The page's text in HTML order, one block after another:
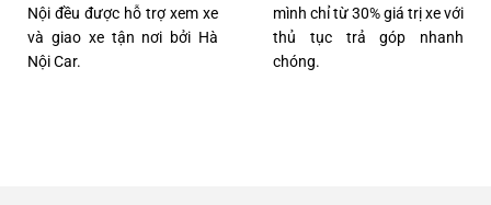
40000km
Nội đều được hỗ trợ xem xe
và giao xe tận nơi bởi Hà
Nội Car.
mình chỉ từ 30% giá trị xe với
thủ tục trả góp nhanh
chóng.